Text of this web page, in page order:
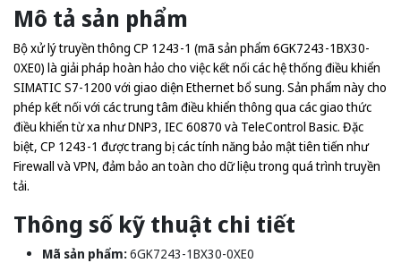
Mô tả sản phẩm
Bộ xử lý truyền thông CP 1243-1 (mã sản phẩm 6GK7243-1BX30-
0XE0) là giải pháp hoàn hảo cho việc kết nối các hệ thống điều khiển
SIMATIC S7-1200 với giao diện Ethernet bổ sung. Sản phẩm này cho
phép kết nối với các trung tâm điều khiển thông qua các giao thức
điều khiển từ xa như DNP3, IEC 60870 và TeleControl Basic. Đặc
biệt, CP 1243-1 được trang bị các tính năng bảo mật tiên tiến như
Firewall và VPN, đảm bảo an toàn cho dữ liệu trong quá trình truyền
tải.
Thông số kỹ thuật chi tiết
Mã sản phẩm:6GK7243-1BX30-0XE0